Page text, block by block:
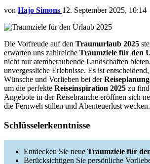
von Hajo Simons 12. September 2025, 10:14
Die Vorfreude auf den Traumurlaub 2025
erwarten uns zahlreiche Traumziele für den
nicht nur atemberaubende Landschaften
unvergessliche Erlebnisse. Es ist
Wünsche und Vorlieben bei derReiseplanung
um die perfekte Reiseinspiration 2025 zu
Angebote in der Reisebranche eröffnen sich
die Fernweh stillen und Abenteuerlust wecken.
Schlüsselerkenntnisse
Entdecken Sie neue Traumziele für
Berücksichtigen Sie persönliche